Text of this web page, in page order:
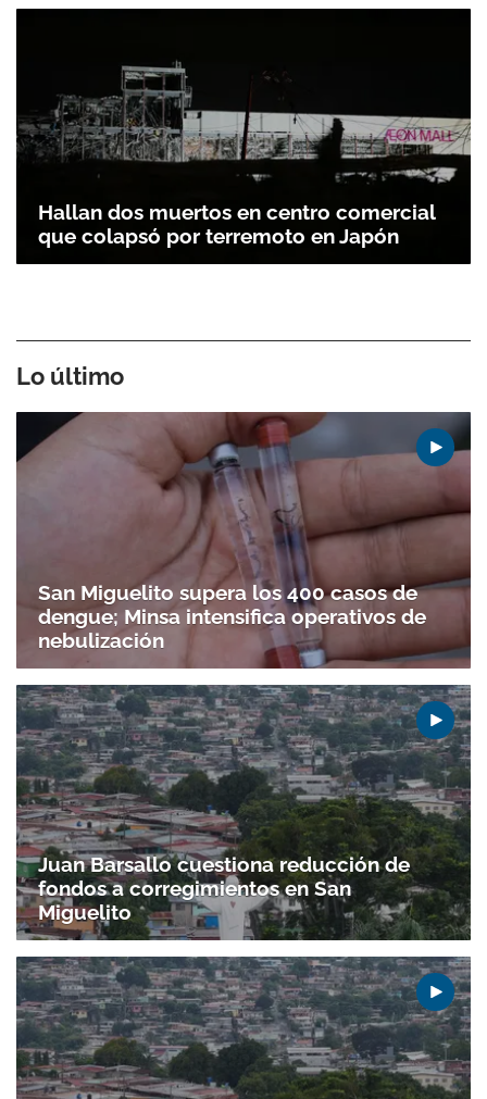
Gracias por suscribirte a nuestro boletín.
ACEPTAR
Hallan dos muertos en centro comercial
que colapsó por terremoto en Japón
Lo último
San Miguelito supera los 400 casos de
dengue; Minsa intensifica operativos de
nebulización
Juan Barsallo cuestiona reducción de
fondos a corregimientos en San
Miguelito